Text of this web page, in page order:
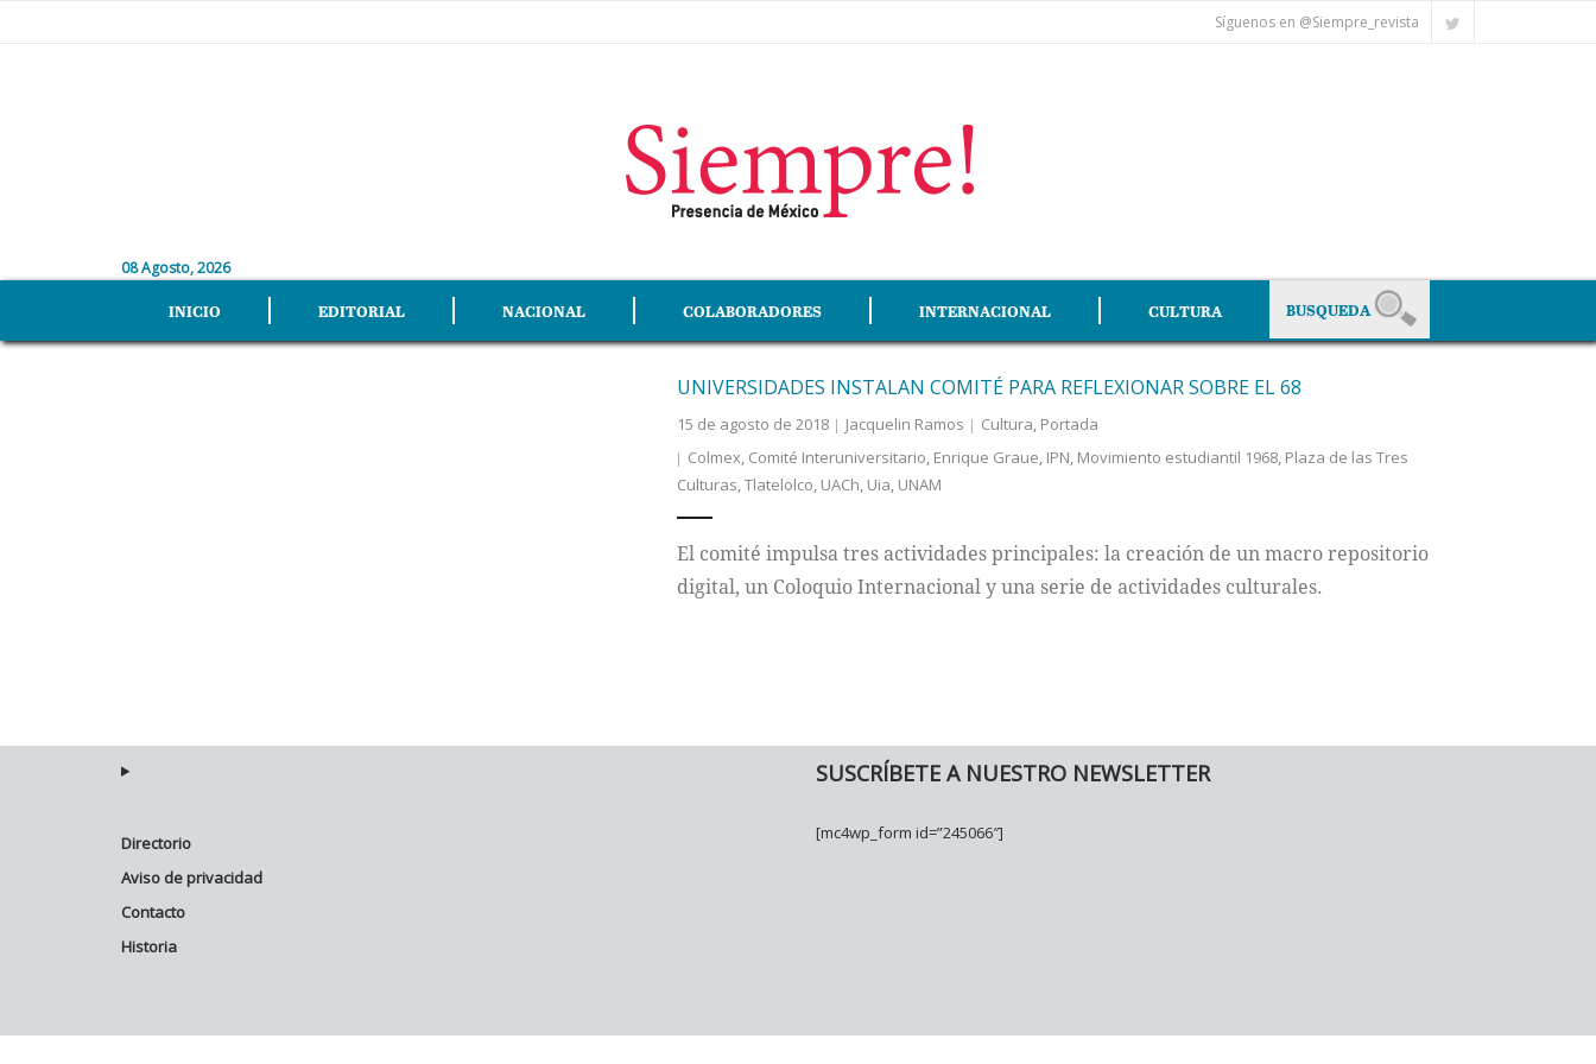
Síguenos en @Siempre_revista
08 Agosto, 2026
INICIO EDITORIAL NACIONAL COLABORADORES INTERNACIONAL CULTURA
UNIVERSIDADES INSTALAN COMITÉ PARA REFLEXIONAR SOBRE EL 68
15 de agosto de 2018 Jacquelin Ramos Cultura, Portada
Colmex, Comité Interuniversitario, Enrique Graue, IPN, Movimiento estudiantil 1968, Plaza de las Tres
Culturas,Tlatelolco, UACh, Uia, UNAM
El comité impulsa tres actividades principales: la creación de un macro repositorio
digital, un Coloquio Internacional y una serie de actividades culturales.
Directorio
Aviso de privacidad
Contacto
Historia
SUSCRÍBETE A NUESTRO NEWSLETTER
[mc4wp_form id=”245066″]